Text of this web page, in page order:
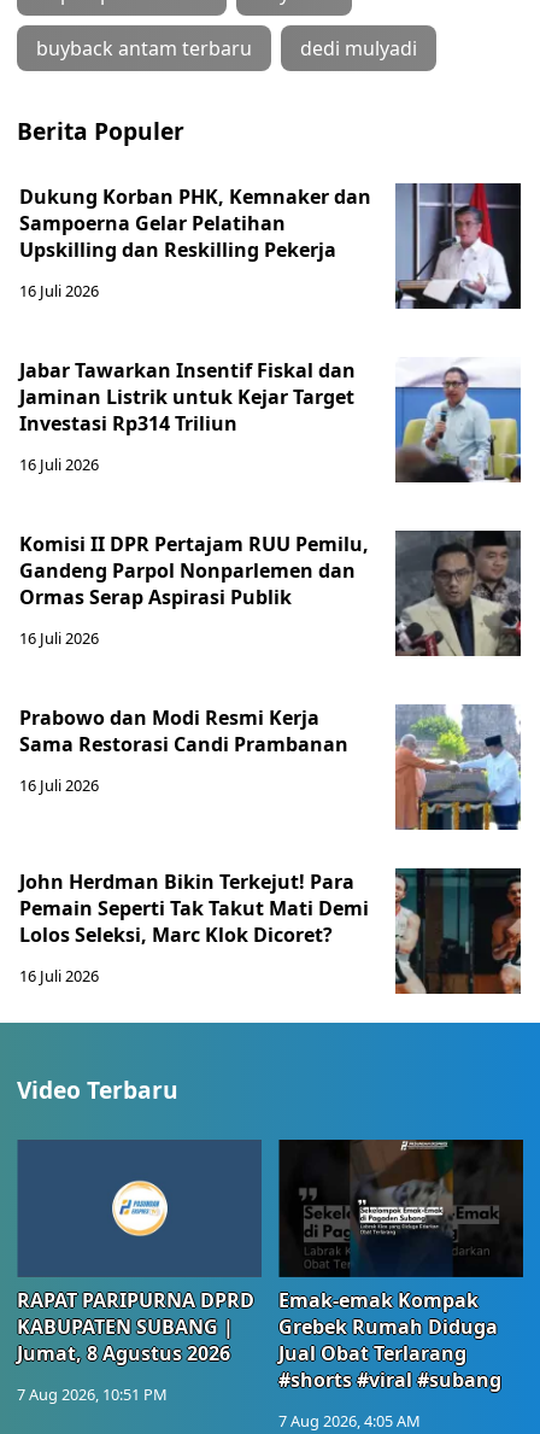
buyback antam terbaru dedi mulyadi
Berita Populer
Dukung Korban PHK, Kemnaker dan
Sampoerna Gelar Pelatihan
Upskilling dan Reskilling Pekerja
16 Juli 2026
Jabar Tawarkan Insentif Fiskal dan
Jaminan Listrik untuk Kejar Target
Investasi Rp314 Triliun
16 Juli 2026
Komisi II DPR Pertajam RUU Pemilu,
Gandeng Parpol Nonparlemen dan
Ormas Serap Aspirasi Publik
16 Juli 2026
Prabowo dan Modi Resmi Kerja
Sama Restorasi Candi Prambanan
16 Juli 2026
John Herdman Bikin Terkejut! Para
Pemain Seperti Tak Takut Mati Demi
Lolos Seleksi, Marc Klok Dicoret?
16 Juli 2026
Video Terbaru
RAPAT PARIPURNA DPRD
KABUPATEN SUBANG |
Jumat, 8 Agustus 2026
7 Aug 2026, 10:51 PM
Emak-emak Kompak
Grebek Rumah Diduga
Jual Obat Terlarang
#shorts #viral #subang
7 Aug 2026, 4:05 AM